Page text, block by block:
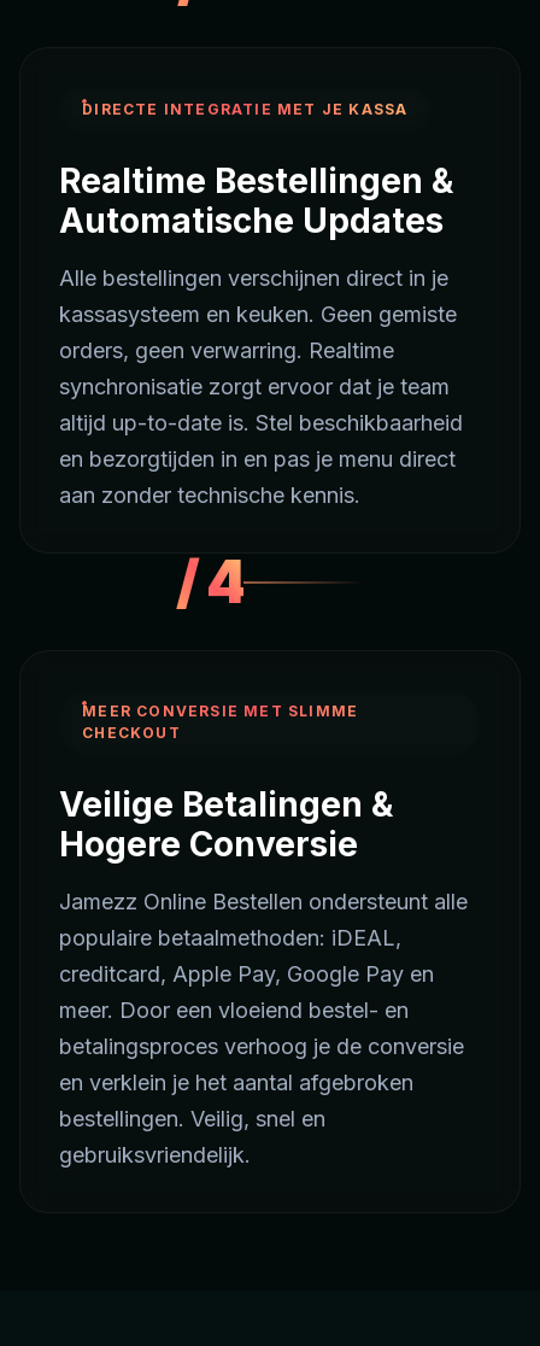
DIRECTE INTEGRATIE MET JE KASSA
Realtime Bestellingen &
Automatische Updates
Alle bestellingen verschijnen direct in je
kassasysteem en keuken. Geen gemiste
orders, geen verwarring. Realtime
synchronisatie zorgt ervoor dat je team
altijd up-to-date is. Stel beschikbaarheid
en bezorgtijden in en pas je menu direct
aan zonder technische kennis.
/4
MEER CONVERSIE MET SLIMME
CHECKOUT
Veilige Betalingen &
Hogere Conversie
Jamezz Online Bestellen ondersteunt alle
populaire betaalmethoden: iDEAL,
creditcard, Apple Pay, Google Pay en
meer. Door een vloeiend bestel- en
betalingsproces verhoog je de conversie
en verklein je het aantal afgebroken
bestellingen. Veilig, snel en
gebruiksvriendelijk.